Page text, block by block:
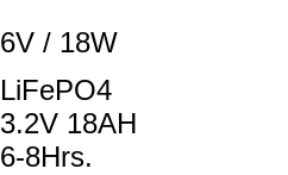
6V / 18W
LiFePO4
3.2V 18AH
6-8Hrs.